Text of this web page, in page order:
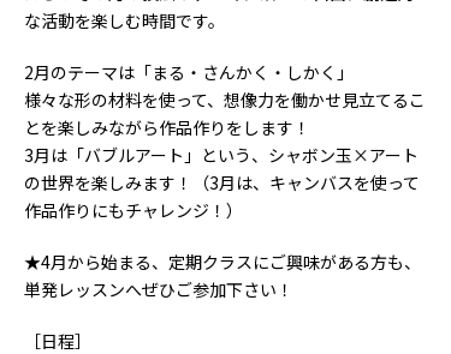
な活動を楽しむ時間です。
2月のテーマは「まる・さんかく・しかく」
様々な形の材料を使って、想像力を働かせ見立てるこ
とを楽しみながら作品作りをします！
3月は「バブルアート」という、シャボン玉×アート
の世界を楽しみます！（3月は、キャンバスを使って
作品作りにもチャレンジ！）
★4月から始まる、定期クラスにご興味がある方も、
単発レッスンへぜひご参加下さい！
［日程］